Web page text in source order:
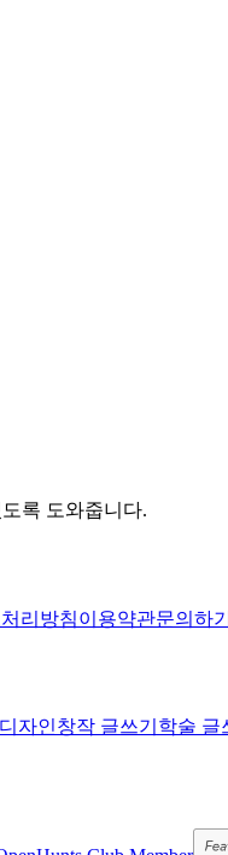
록 도와줍니다.
리방침이용약관문의하기
디자인창작 글쓰기 학술 글